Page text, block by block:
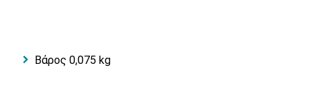
Βάρος 0,075 kg